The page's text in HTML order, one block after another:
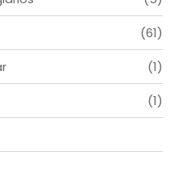
(61)
(1)
(1)